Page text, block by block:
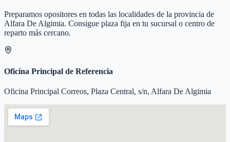
Preparamos opositores en todas las localidades de la provincia de
Alfara De Algimia. Consigue plaza fija en tu sucursal o centro de
reparto más cercano.
Oficina Principal de Referencia
Oficina Principal Correos, Plaza Central, s/n, Alfara De Algimia